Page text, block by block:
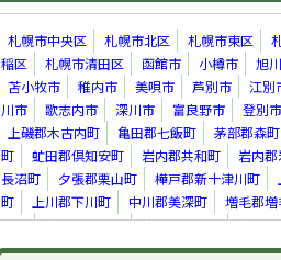
札幌市中央区 札幌市北区 札幌市東区
稲区
札幌市清田区 函館市 小樽市
旭
苫小牧市
稚内市 美唄市 芦別市
江別
川市
歌志内市 深川市 富良野市
登別市
上磯郡木古内町
亀田郡七飯町
茅部郡森町
町
虻田郡倶知安町 岩内郡共和町
岩内
長沼町
夕張郡栗山町 樺戸郡新十津川町
町
上川郡下川町 中川郡美深町
増毛郡増
里町
紋別郡遠軽町 紋別郡滝上町
紋別
真町
虻田郡洞爺湖町 勇払郡安平町
勇払